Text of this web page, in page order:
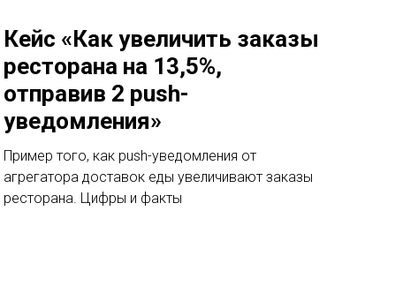
Кейс «Как увеличить заказы
ресторана на 13,5%,
отправив 2 push-
уведомления»
Пример того, как push-уведомления от
агрегатора доставок еды увеличивают заказы
ресторана. Цифры и факты